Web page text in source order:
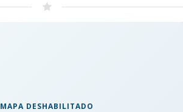
MAPA DESHABILITADO